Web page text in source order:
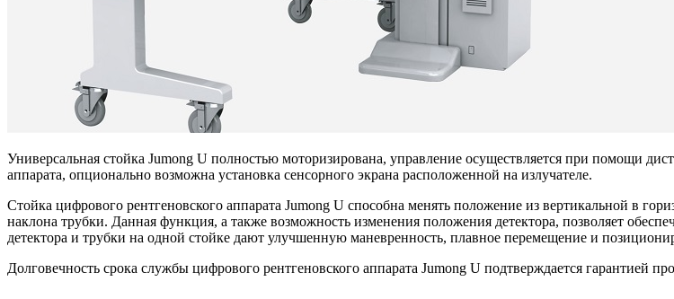
Универсальная стойка Jumong U полностью моторизирована, управление осуществляется при помощи
аппарата, опционально возможна установка сенсорного экрана расположенной на излучателе.
Стойка цифрового рентгеновского аппарата Jumong U способна менять положение из вертикальной в
наклона трубки. Данная функция, а также возможность изменения положения детектора, позволяет
детектора и трубки на одной стойке дают улучшенную маневренность, плавное перемещение и
Долговечность срока службы цифрового рентгеновского аппарата Jumong U подтверждается гарантией